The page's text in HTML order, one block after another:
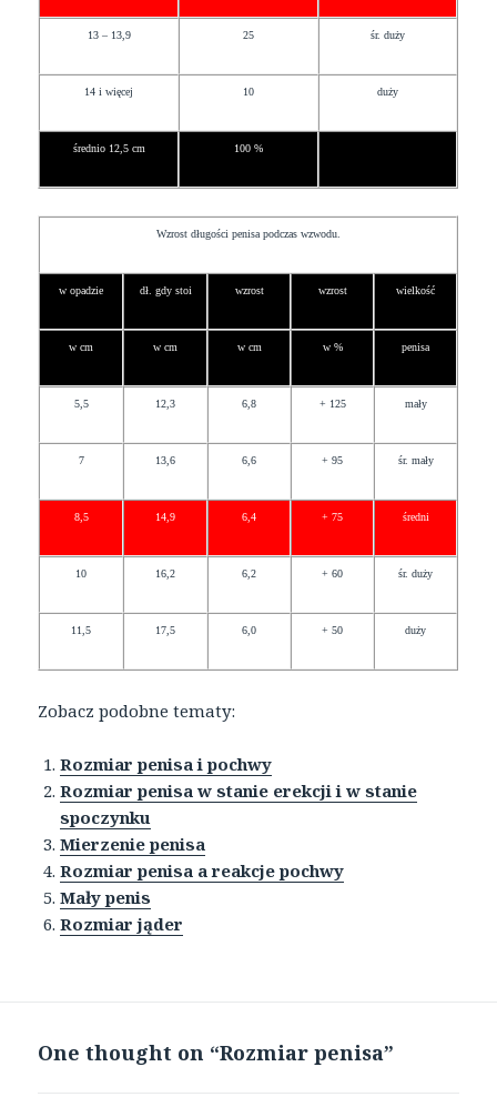
13 – 13,9 25 śr. duży
14 i więcej 10 duży
średnio 12,5 cm 100 %
Wzrost długości penisa podczas wzwodu.
w opadzie dł. gdy stoi wzrost wzrost wielkość
w cm w cm w cm w % penisa
5,5 12,3 6,8 + 125 mały
7 13,6 6,6 + 95 śr. mały
8,5 14,9 6,4 + 75 średni
10 16,2 6,2 + 60 śr. duży
11,5 17,5 6,0 + 50 duży
Zobacz podobne tematy:
Rozmiar penisa i pochwy
Rozmiar penisa w stanie erekcji i w stanie
spoczynku
Mierzenie penisa
Rozmiar penisa a reakcje pochwy
Mały penis
Rozmiar jąder
One thought on “Rozmiar penisa”